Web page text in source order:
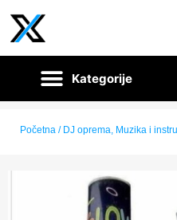
Početna / DJ oprema, Muzika i